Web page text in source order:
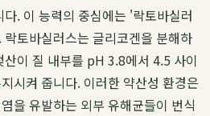
. 이 능력의 중심에는 '락토바실러
토바실러스는 글리코겐을 분해하
이 질 내부를 pH 3.8에서 4.5 사이
시켜 줍니다. 이러한 약산성 환경은
을 유발하는 외부 유해균들이 번식